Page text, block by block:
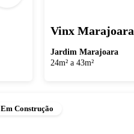
Vinx Marajoara
Jardim Marajoara
24m² a 43m²
Em Construção